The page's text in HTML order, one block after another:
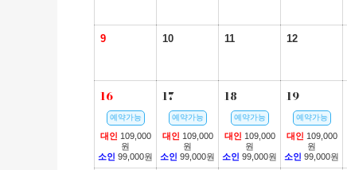
9 10 11 12
16
예약가능
대인 109,000
원
소인 99,000원
17
예약가능
대인 109,000
원
소인 99,000원
18
예약가능
대인 109,000
원
소인 99,000원
19
예약가능
대인 109,000
원
소인 99,000원